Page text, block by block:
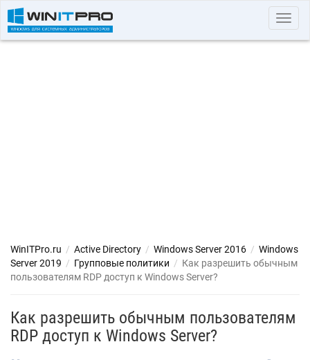
WinITPro.ru / Active Directory / Windows Server 2016 / Windows
Server 2019 / Групповые политики / Как разрешить обычным
пользователям RDP доступ к Windows Server?
Как разрешить обычным пользователям
RDP доступ к Windows Server?